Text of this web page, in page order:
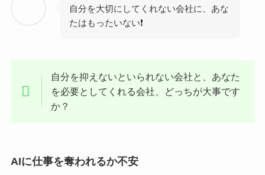
自分を大切にしてくれない会社に、あな
たはもったいない❗
自分を抑えないといられない会社と、あなた
を必要としてくれる会社、どっちが大事です
か？
AIに仕事を奪われるか不安